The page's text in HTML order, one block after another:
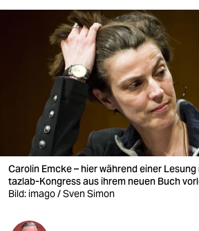
wahrheit
verlag
verlag
veranstaltungen
shop
fragen & hilfe
Carolin Emcke – hier während einer
tazlab-Kongress aus ihrem neuen Buch
Bild: imago / Sven Simon